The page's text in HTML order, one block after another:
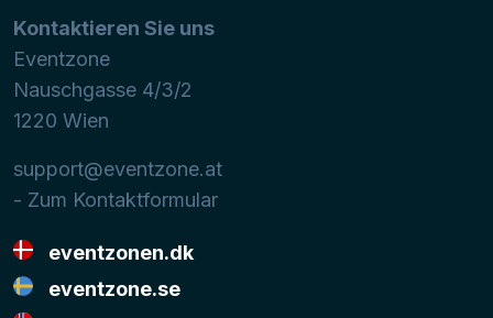
Kontaktieren Sie uns
Eventzone
Nauschgasse 4/3/2
1220 Wien
support@eventzone.at
- Zum Kontaktformular
eventzonen.dk
eventzone.se